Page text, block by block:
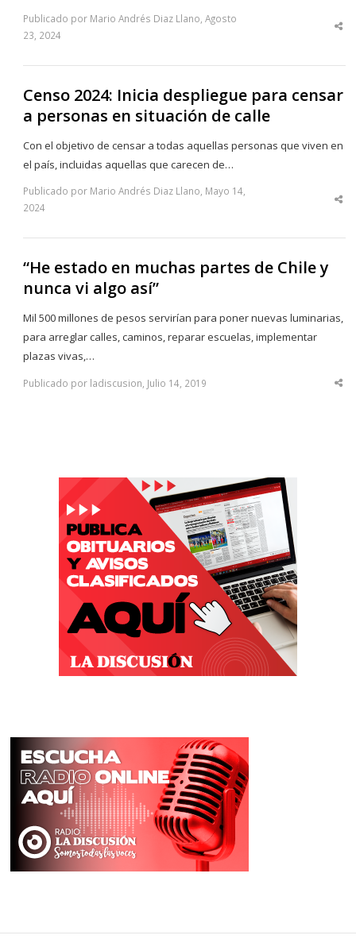
Publicado por Mario Andrés Diaz Llano, Agosto
23, 2024
Censo 2024: Inicia despliegue para censar
a personas en situación de calle
Con el objetivo de censar a todas aquellas personas que viven en
el país, incluidas aquellas que carecen de…
Publicado por Mario Andrés Diaz Llano, Mayo 14,
2024
“He estado en muchas partes de Chile y
nunca vi algo así”
Mil 500 millones de pesos servirían para poner nuevas luminarias,
para arreglar calles, caminos, reparar escuelas, implementar
plazas vivas,…
Publicado por ladiscusion, Julio 14, 2019